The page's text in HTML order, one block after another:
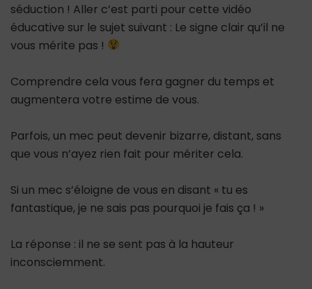
séduction ! Aller c’est parti pour cette vidéo
éducative sur le sujet suivant : Le signe clair qu’il ne
vous mérite pas !
Comprendre cela vous fera gagner du temps et
augmentera votre estime de vous.
Parfois, un mec peut devenir bizarre, distant, sans
que vous n’ayez rien fait pour mériter cela.
Si un mec s’éloigne de vous en disant « tu es
fantastique, je ne sais pas pourquoi je fais ça ! »
La réponse : il ne se sent pas à la hauteur
inconsciemment.